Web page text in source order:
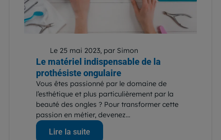
Le 25 mai 2023, par Simon
Le matériel indispensable de la
prothésiste ongulaire
Vous êtes passionné par le domaine de
l’esthétique et plus particulièrement par la
beauté des ongles ? Pour transformer cette
passion en métier, devenez...
Lire la suite